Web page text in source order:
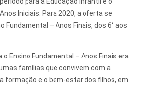
Iniciais. Para 2020, a oferta se
Fundamental – Anos Finais, dos 6° aos
o Ensino Fundamental – Anos Finais era
famílias que convivem com a
formação e o bem-estar dos filhos, em